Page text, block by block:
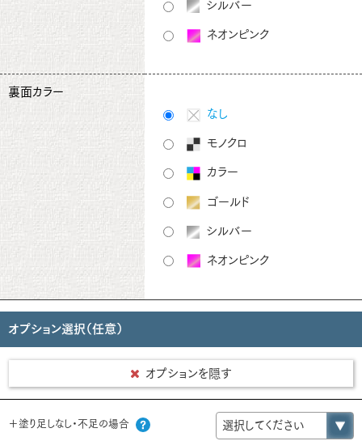
シルバー
ネオンピンク
裏面カラー
なし
モノクロ
カラー
ゴールド
シルバー
ネオンピンク
オプション選択（任意）
オプションを隠す
＋塗り足しなし・不足の場合